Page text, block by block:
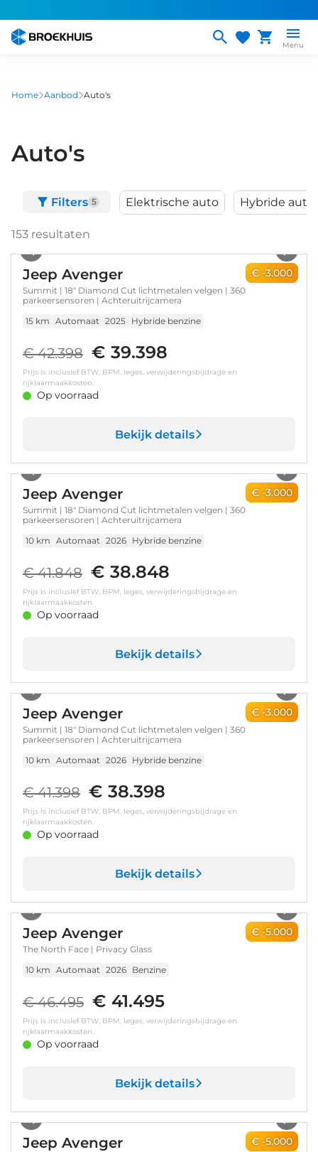
naar
gaan
Menu
Home Aanbod Auto's
Auto's
Filters 5 Elektrische auto Hybride auto
153 resultaten
€ -3.000
Jeep Avenger
Summit | 18" Diamond Cut lichtmetalen velgen | 360
parkeersensoren | Achteruitrijcamera
15 km Automaat 2025 Hybride benzine
€ 42.398 € 39.398
Prijs is inclusief BTW, BPM, leges, verwijderingsbijdrage en
rijklaarmaakkosten.
Op voorraad
Bekijk details
€ -3.000
Jeep Avenger
Summit | 18" Diamond Cut lichtmetalen velgen | 360
parkeersensoren | Achteruitrijcamera
10 km Automaat 2026 Hybride benzine
€ 41.848 € 38.848
Prijs is inclusief BTW, BPM, leges, verwijderingsbijdrage en
rijklaarmaakkosten.
Op voorraad
Bekijk details
€ -3.000
Jeep Avenger
Summit | 18" Diamond Cut lichtmetalen velgen | 360
parkeersensoren | Achteruitrijcamera
10 km Automaat 2026 Hybride benzine
€ 41.398 € 38.398
Prijs is inclusief BTW, BPM, leges, verwijderingsbijdrage en
rijklaarmaakkosten.
Op voorraad
Bekijk details
€ -5.000
Jeep Avenger
The North Face | Privacy Glass
10 km Automaat 2026 Benzine
€ 46.495 € 41.495
Prijs is inclusief BTW, BPM, leges, verwijderingsbijdrage en
rijklaarmaakkosten.
Op voorraad
Bekijk details
€ -5.000
Jeep Avenger